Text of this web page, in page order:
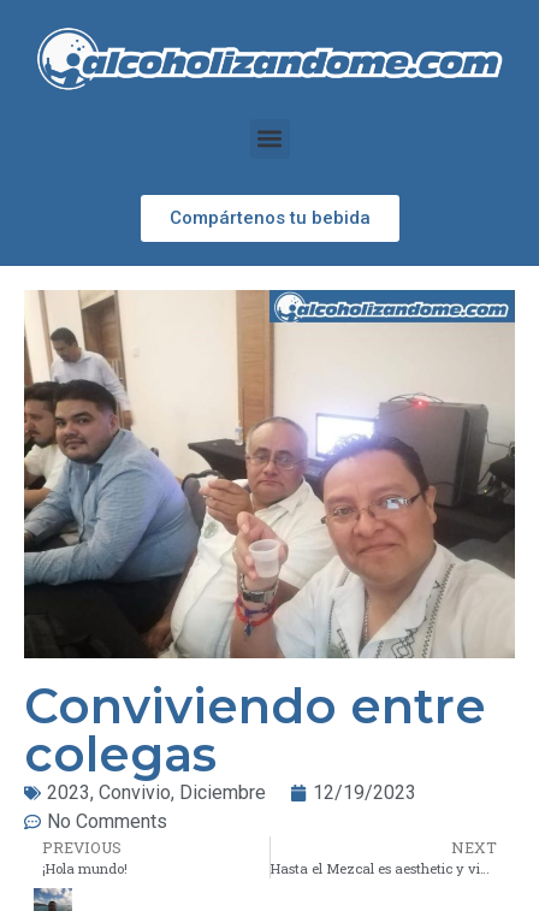
Compártenos tu bebida
Conviviendo entre
colegas
2023, Convivio, Diciembre
12/19/2023
No Comments
PREVIOUS
¡Hola mundo!
NEXT